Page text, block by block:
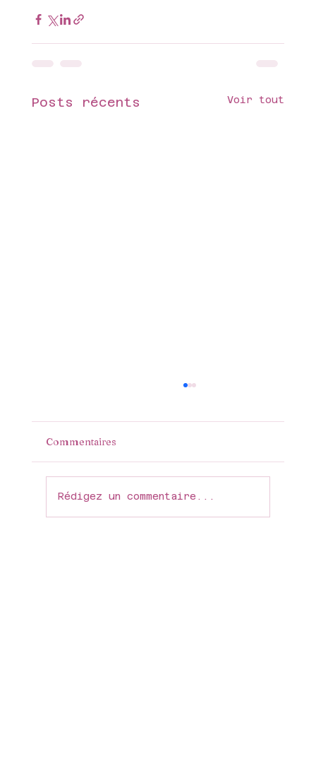
Posts récents Voir tout
Maman
Commentaires
Rédigez un commentaire...